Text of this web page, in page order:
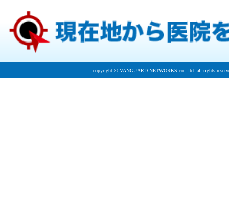
copyright © VANGUARD NETWORKS co., ltd. all rights